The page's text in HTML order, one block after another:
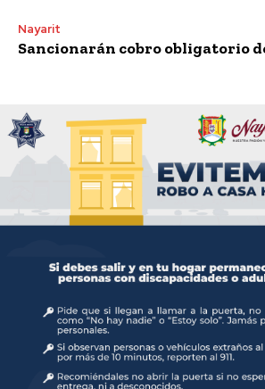
Nayarit
Sancionarán cobro obligatorio